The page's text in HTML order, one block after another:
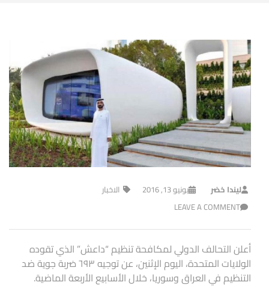
ليندا خضر يونيو 13, 2016
الاخبار
LEAVE A COMMENT
أعلن التحالف الدولي لمكافحة تنظيم “داعش” الذي تقوده
الولايات المتحدة، اليوم الإثنين، عن توجيه ٦٩٣ ضربة جوية ضد
التنظيم في العراق وسوريا، خلال الأسابيع الأربعة الماضية.